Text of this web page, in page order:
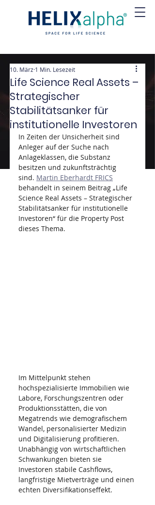
Life Science Real Assets –
Strategischer
Stabilitätsanker für
institutionelle Investoren
10. März 1 Min. Lesezeit
In Zeiten der Unsicherheit sind
Anleger auf der Suche nach
Anlageklassen, die Substanz
besitzen und zukunftsträchtig
sind. Martin Eberhardt FRICS
behandelt in seinem Beitrag „Life
Science Real Assets – Strategischer
Stabilitätsanker für institutionelle
Investoren“ für die Property Post
dieses Thema.
Im Mittelpunkt stehen
hochspezialisierte Immobilien wie
Labore, Forschungszentren oder
Produktionsstätten, die von
Megatrends wie demografischem
Wandel, personalisierter Medizin
und Digitalisierung profitieren.
Unabhängig von wirtschaftlichen
Schwankungen bieten sie
Investoren stabile Cashflows,
langfristige Mietverträge und einen
echten Diversifikationseffekt.